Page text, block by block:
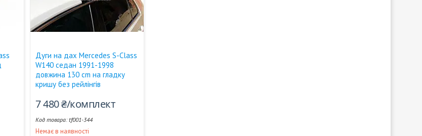
Дуги на дах Mercedes S-Class
W140 седан 1991-1998
довжина 130 cm на гладку
кришу без рейлінгів
7 480 ₴/комплект
tf001-344
Немає в наявності